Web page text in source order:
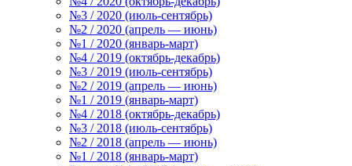
№3 / 2020 (июль-сентябрь)
№2 / 2020 (апрель — июнь)
№1 / 2020 (январь-март)
№4 / 2019 (октябрь-декабрь)
№3 / 2019 (июль-сентябрь)
№2 / 2019 (апрель — июнь)
№1 / 2019 (январь-март)
№4 / 2018 (октябрь-декабрь)
№3 / 2018 (июль-сентябрь)
№2 / 2018 (апрель — июнь)
№1 / 2018 (январь-март)